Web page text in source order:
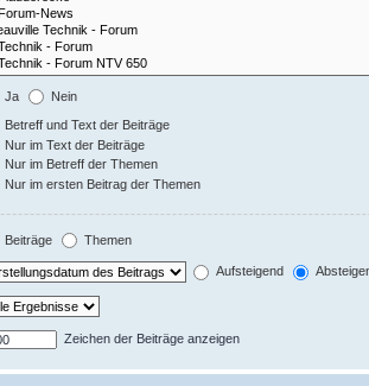
Ja Nein
Betreff und Text der Beiträge
Nur im Text der Beiträge
Nur im Betreff der Themen
Nur im ersten Beitrag der Themen
Beiträge Themen
Aufsteigend
Zeichen der Beiträge anzeigen